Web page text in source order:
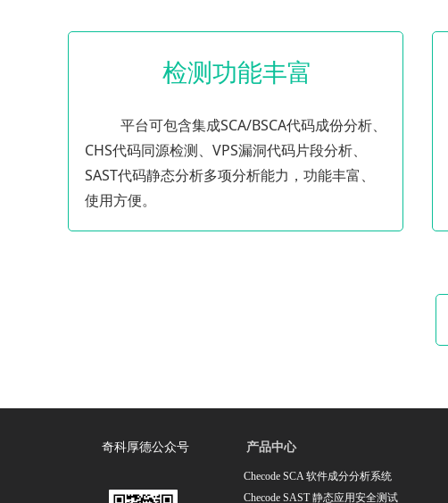
检测功能丰富
平台可包含集成SCA/BSCA代码成份分析、
CHS代码同源检测、VPS漏洞代码片段分析、
SAST代码静态分析多项分析能力，功能丰富、
使用方便。
Checode SCA 软件成分分析系统
Checode SAST 静态应用安全测试
奇科厚德公众号 产品中心